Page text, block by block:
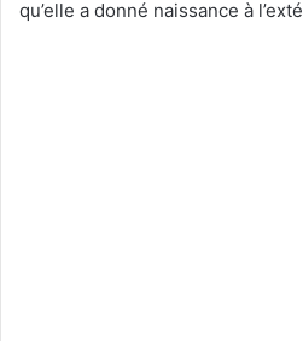
qu’elle a donné naissance à